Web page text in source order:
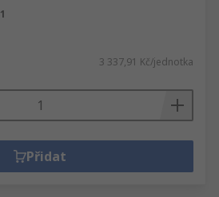
3 337,91 Kč/jednotka
Přidat